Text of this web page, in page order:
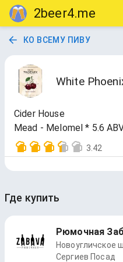
2beer4.me
КО ВСЕМУ ПИВУ
White
Cider House
Mead - Melomel * 5.6
3.42
Где купить
Рюмочная
Новоугличское
Сергиев Посад